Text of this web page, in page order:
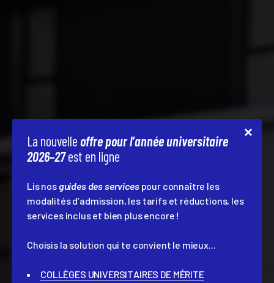
La nouvelleoffre pour l’année universitaire
2026–27est en ligne
Lis nosguides des servicespour connaître les
modalités d’admission, les tarifs et réductions, les
services inclus et bien plus encore !
Choisis la solution qui te convient le mieux...
COLLÈGES UNIVERSITAIRES DE MÉRITE